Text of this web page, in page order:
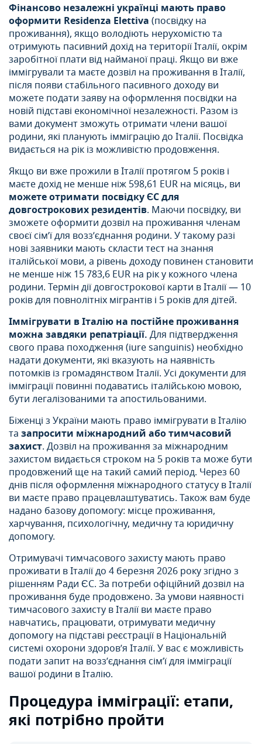
Фінансово незалежні українці мають право
оформити Residenza Elettiva (посвідку на
проживання), якщо володіють нерухомістю та
отримують пасивний дохід на території Італії, окрім
заробітної плати від найманої праці. Якщо ви вже
іммігрували та маєте дозвіл на проживання в Італії,
після появи стабільного пасивного доходу ви
можете подати заяву на оформлення посвідки на
новій підставі економічної незалежності. Разом із
вами документ зможуть отримати члени вашої
родини, які планують імміграцію до Італії. Посвідка
видається на рік із можливістю продовження.
Якщо ви вже прожили в Італії протягом 5 років і
маєте дохід не менше ніж 598,61 EUR на місяць, ви
можете отримати посвідку ЄС для
довгострокових резидентів. Маючи посвідку, ви
зможете оформити дозвіл на проживання членам
своєї сім’ї для возз’єднання родини. У такому разі
нові заявники мають скласти тест на знання
італійської мови, а рівень доходу повинен становити
не менше ніж 15 783,6 EUR на рік у кожного члена
родини. Термін дії довгострокової карти в Італії — 10
років для повнолітніх мігрантів і 5 років для дітей.
Іммігрувати в Італію на постійне проживання
можна завдяки репатріації. Для підтвердження
свого права походження (iure sanguinis) необхідно
надати документи, які вказують на наявність
потомків із громадянством Італії. Усі документи для
імміграції повинні подаватись італійською мовою,
бути легалізованими та апостильованими.
Біженці з України мають право іммігрувати в Італію
та запросити міжнародний або тимчасовий
захист. Дозвіл на проживання за міжнародним
захистом видається строком на 5 років та може бути
продовжений ще на такий самий період. Через 60
днів після оформлення міжнародного статусу в Італії
ви маєте право працевлаштуватись. Також вам буде
надано базову допомогу: місце проживання,
харчування, психологічну, медичну та юридичну
допомогу.
Отримувачі тимчасового захисту мають право
проживати в Італії до 4 березня 2026 року згідно з
рішенням Ради ЄС. За потреби офіційний дозвіл на
проживання буде продовжено. За умови наявності
тимчасового захисту в Італії ви маєте право
навчатись, працювати, отримувати медичну
допомогу на підставі реєстрації в Національній
системі охорони здоров’я Італії. У вас є можливість
подати запит на возз’єднання сім’ї для імміграції
вашої родини в Італію.
Процедура імміграції: етапи,
які потрібно пройти